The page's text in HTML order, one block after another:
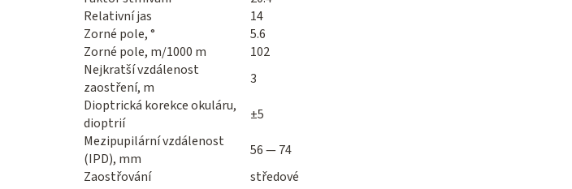
Relativní jas
14
Zorné pole, °
5.6
Zorné pole, m/1000 m
102
Nejkratší vzdálenost
zaostření, m
3
Dioptrická korekce okuláru,
dioptrií
±5
Mezipupilární vzdálenost
(IPD), mm
56 — 74
Zaostřování
středové